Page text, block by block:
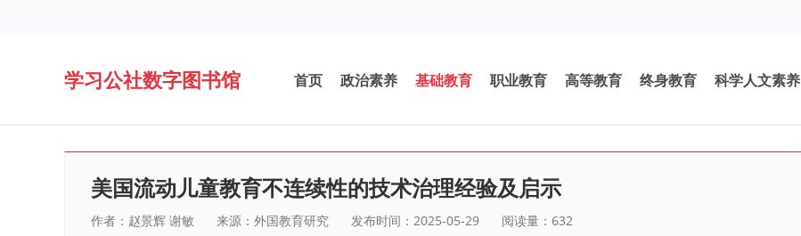
学习公社数字图书馆 首页 政治素养 基础教育 职业教育 高等教育 终身教育 科学人文素养
美国流动儿童教育不连续性的技术治理经验及启示
作者：赵景辉 谢敏 来源：外国教育研究 发布时间：2025-05-29 阅读量： 632